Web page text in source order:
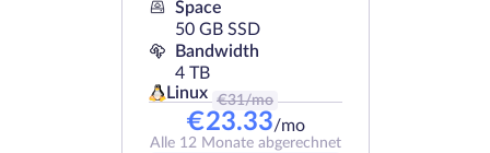
Space
50 GB SSD
Bandwidth
4 TB
Linux
€31/mo
€23.33/mo
Alle 12 Monate abgerechnet